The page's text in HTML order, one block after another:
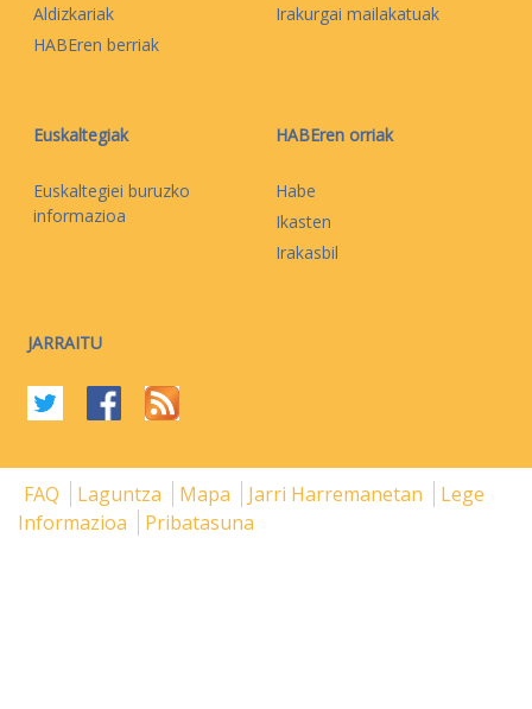
Aldizkariak
HABEren berriak
Irakurgai mailakatuak
Euskaltegiak
Euskaltegiei buruzko
informazioa
HABEren orriak
Habe
Ikasten
Irakasbil
JARRAITU
FAQ Laguntza Mapa Jarri Harremanetan
Lege
Informazioa
Pribatasuna